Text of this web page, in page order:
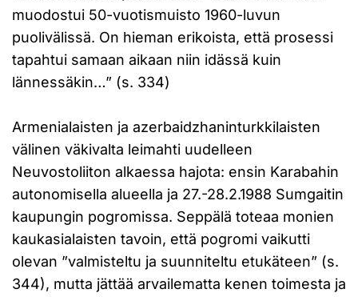
muodostui 50-vuotismuisto 1960-luvun
puolivälissä. On hieman erikoista, että prosessi
tapahtui samaan aikaan niin idässä kuin
lännessäkin…” (s. 334)
Armenialaisten ja azerbaidzhaninturkkilaisten
välinen väkivalta leimahti uudelleen
Neuvostoliiton alkaessa hajota: ensin Karabahin
autonomisella alueella ja 27.-28.2.1988 Sumgaitin
kaupungin pogromissa. Seppälä toteaa monien
kaukasialaisten tavoin, että pogromi vaikutti
olevan ”valmisteltu ja suunniteltu etukäteen” (s.
344), mutta jättää arvailematta kenen toimesta ja